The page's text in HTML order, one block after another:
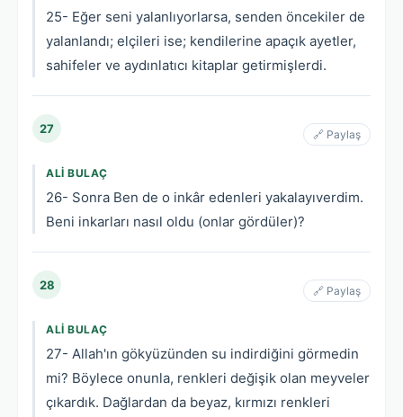
25- Eğer seni yalanlıyorlarsa, senden öncekiler de
yalanlandı; elçileri ise; kendilerine apaçık ayetler,
sahifeler ve aydınlatıcı kitaplar getirmişlerdi.
27 🔗 Paylaş
ALI BULAÇ
26- Sonra Ben de o inkâr edenleri yakalayıverdim.
Beni inkarları nasıl oldu (onlar gördüler)?
28 🔗 Paylaş
ALI BULAÇ
27- Allah'ın gökyüzünden su indirdiğini görmedin
mi? Böylece onunla, renkleri değişik olan meyveler
çıkardık. Dağlardan da beyaz, kırmızı renkleri